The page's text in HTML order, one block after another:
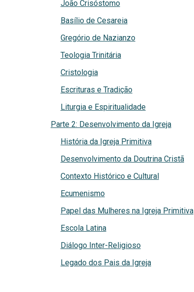
João Crisóstomo
Basílio de Cesareia
Gregório de Nazianzo
Teologia Trinitária
Cristologia
Escrituras e Tradição
Liturgia e Espiritualidade
Parte 2: Desenvolvimento da Igreja
História da Igreja Primitiva
Desenvolvimento da Doutrina Cristã
Contexto Histórico e Cultural
Ecumenismo
Papel das Mulheres na Igreja Primitiva
Escola Latina
Diálogo Inter-Religioso
Legado dos Pais da Igreja